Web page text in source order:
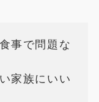
事で問題な
家族にいい